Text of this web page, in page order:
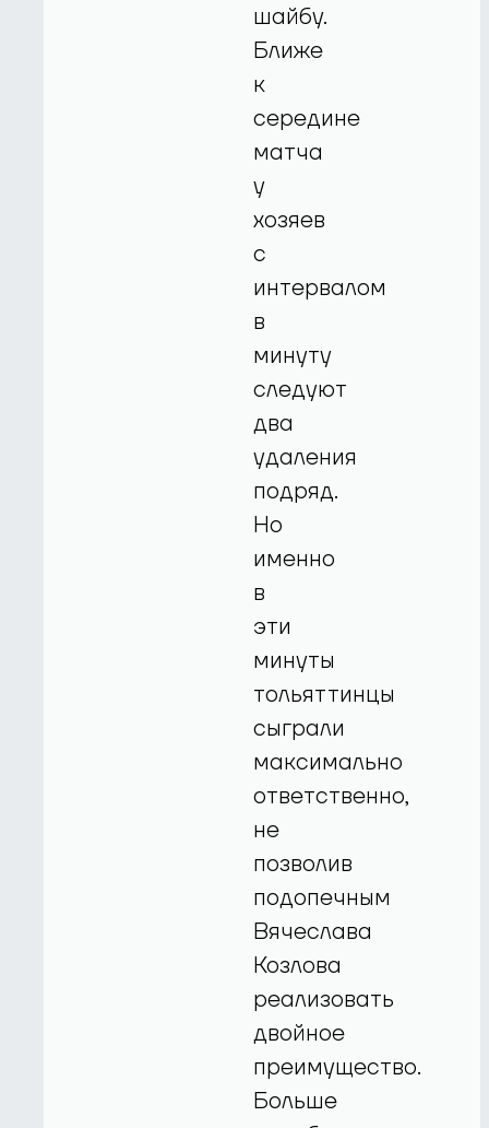
шайбу.
Ближе
к
середине
матча
у
хозяев
с
интервалом
в
минуту
следуют
два
удаления
подряд.
Но
именно
в
эти
минуты
тольяттинцы
сыграли
максимально
ответственно,
не
позволив
подопечным
Вячеслава
Козлова
реализовать
двойное
преимущество.
Больше